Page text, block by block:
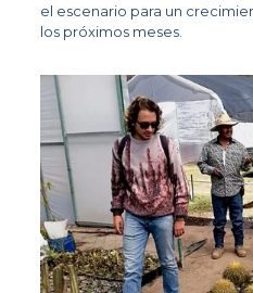
el escenario para un
los próximos meses.